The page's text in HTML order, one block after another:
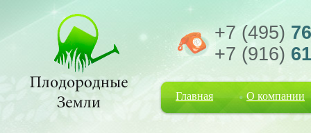
+7 (495)
+7 (916)
Главная О компании